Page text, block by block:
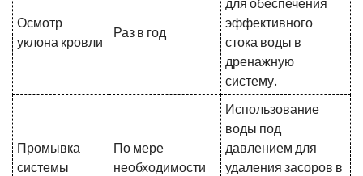
Осмотр
уклона кровли
Раз в год
эффективного
стока воды в
дренажную
систему.
Промывка
системы
По мере
необходимости
Использование
воды под
давлением для
удаления засоров в